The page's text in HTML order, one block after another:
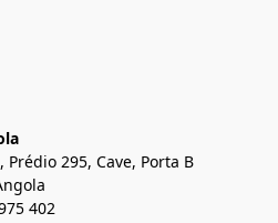
295, Cave, Porta B
402